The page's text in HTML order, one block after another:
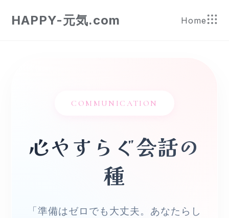
HAPPY-元気.com Home
COMMUNICATION
心やすらぐ会話の
種
「準備はゼロでも大丈夫。あなたらし